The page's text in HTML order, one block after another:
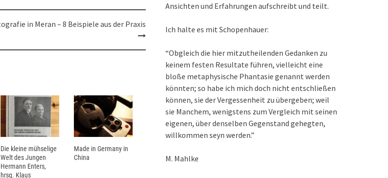
in Meran – 8 Beispiele aus der Praxis
Die kleine mühselige
Welt des Jungen
Hermann Enters,
hrsg. Klaus
Made in Germany in
China
Ansichten und Erfahrungen aufschreibt und teilt.
Ich halte es mit Schopenhauer:
“Obgleich die hier mitzutheilenden Gedanken zu
keinem festen Resultate führen, vielleicht eine
bloße metaphysische Phantasie genannt werden
könnten; so habe ich mich doch nicht entschließen
können, sie der Vergessenheit zu übergeben; weil
sie Manchem, wenigstens zum Vergleich mit seinen
eigenen, über denselben Gegenstand gehegten,
willkommen seyn werden.”
M. Mahlke